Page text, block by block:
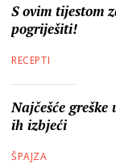
S ovim tijestom
pogriješiti!
RECEPTI
Najčešće
ih izbjeći
ŠPAJZA